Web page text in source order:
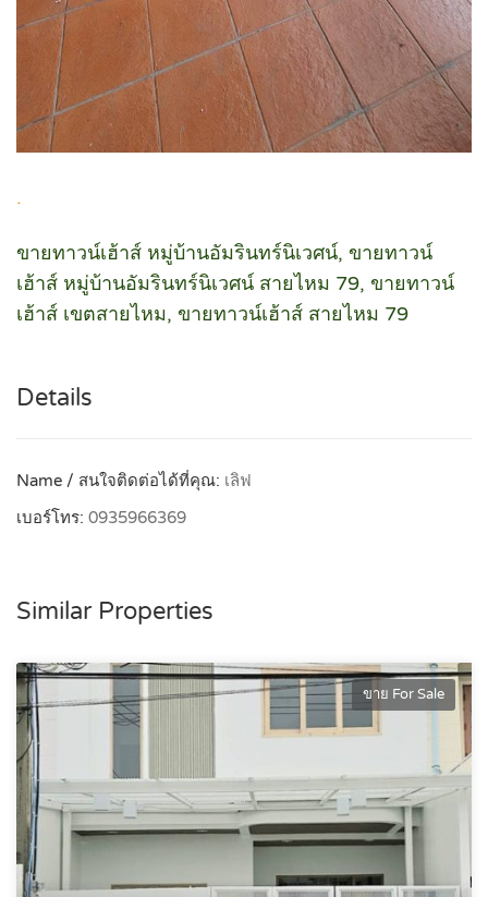
.
ขายทาวน์เฮ้าส์ หมู่บ้านอัมรินทร์นิเวศน์, ขายทาวน์
เฮ้าส์ หมู่บ้านอัมรินทร์นิเวศน์ สายไหม 79, ขายทาวน์
เฮ้าส์ เขตสายไหม, ขายทาวน์เฮ้าส์ สายไหม 79
Details
Name / สนใจติดต่อได้ที่คุณ: เลิฟ
เบอร์โทร: 0935966369
Similar Properties
ขาย For Sale